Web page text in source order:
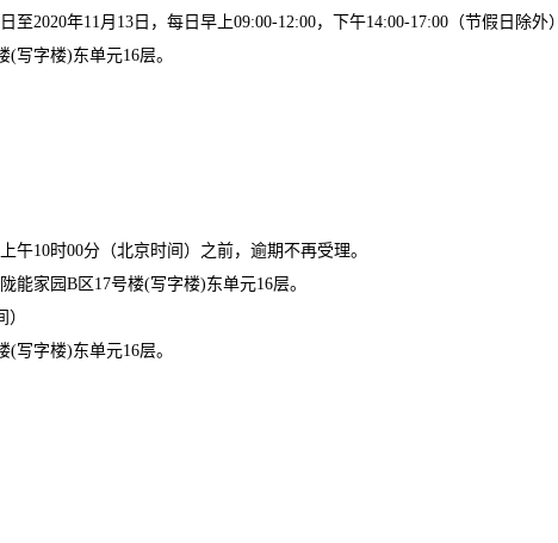
日至2020年11月 13 日 ，每日早上09:00-12:00，下午14:00-17:00（节假日除外）
(写字楼)东单元16层。
午10时00分 （北京时间）之前，逾期不再受理。
能家园B区17号楼(写字楼)东单元16层。
）
(写字楼)东单元16层。